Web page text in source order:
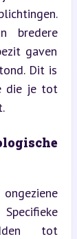
bredere
gaven
Dit is
die je tot
tot